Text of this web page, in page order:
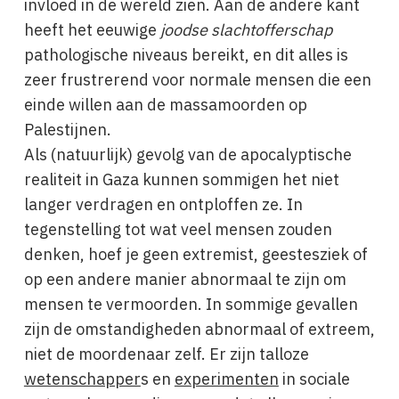
invloed in de wereld zien. Aan de andere kant
heeft het eeuwige joodseslachtofferschap
pathologische niveaus bereikt, en dit alles is
zeer frustrerend voor normale mensen die een
einde willen aan de massamoorden op
Palestijnen.
Als (natuurlijk) gevolg van de apocalyptische
realiteit in Gaza kunnen sommigen het niet
langer verdragen en ontploffen ze. In
tegenstelling tot wat veel mensen zouden
denken, hoef je geen extremist, geestesziek of
op een andere manier abnormaal te zijn om
mensen te vermoorden. In sommige gevallen
zijn de omstandigheden abnormaal of extreem,
niet de moordenaar zelf. Er zijn talloze
wetenschappers en experimenten in sociale